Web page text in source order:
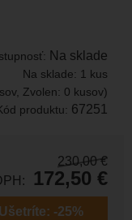
Na sklade
Na sklade: 1 kus
Zvolen: 0 kusov)
produktu: 67251
230,00 €
172,50 €
Ušetríte: -25%